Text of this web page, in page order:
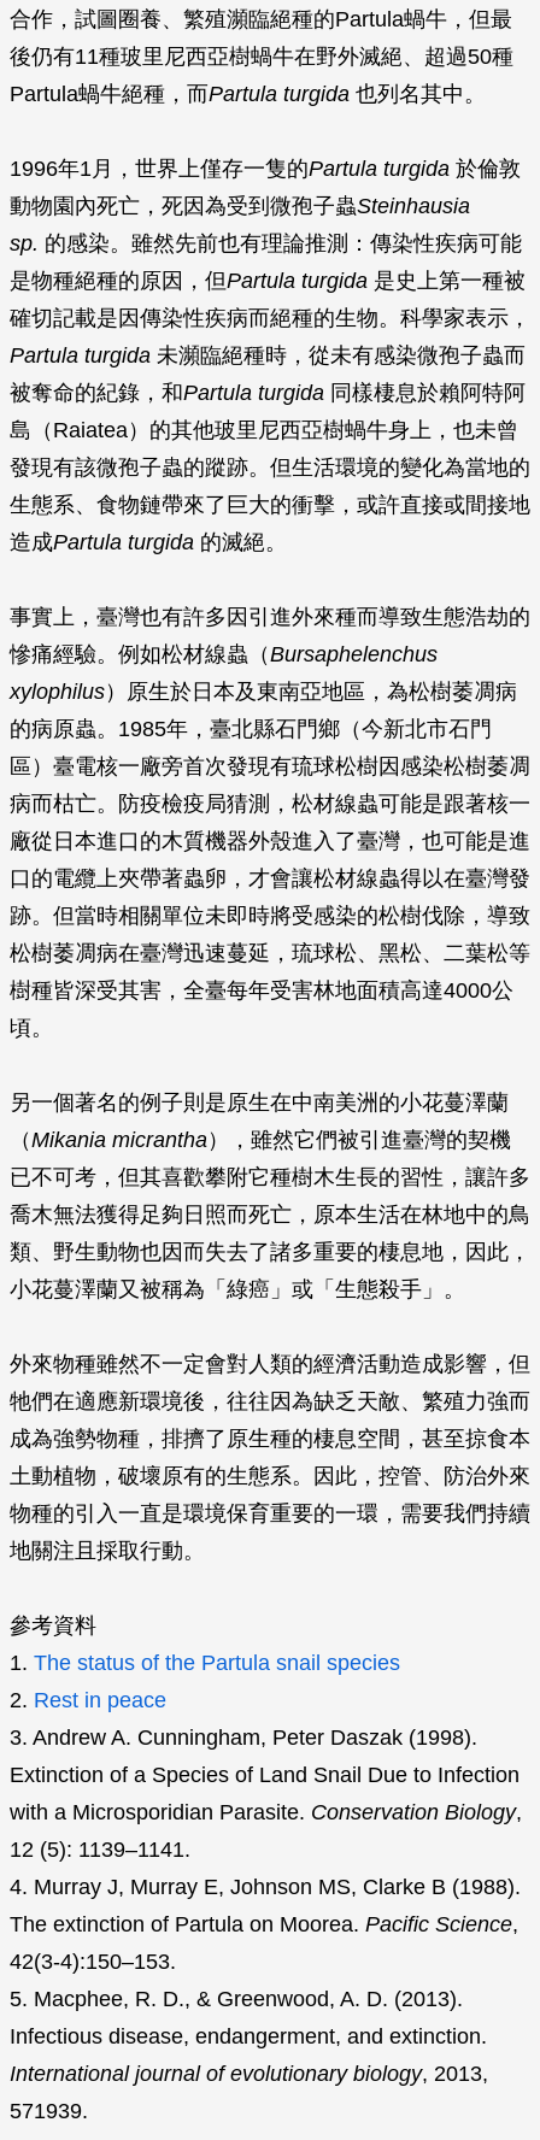
合作，試圖圈養、繁殖瀕臨絕種的Partula蝸牛，但最
後仍有11種玻里尼西亞樹蝸牛在野外滅絕、超過50種
Partula蝸牛絕種，而Partula turgida 也列名其中。
1996年1月，世界上僅存一隻的Partula turgida 於倫敦
動物園內死亡，死因為受到微孢子蟲Steinhausia
sp. 的感染。雖然先前也有理論推測：傳染性疾病可能
是物種絕種的原因，但Partula turgida 是史上第一種被
確切記載是因傳染性疾病而絕種的生物。科學家表示，
Partula turgida 未瀕臨絕種時，從未有感染微孢子蟲而
被奪命的紀錄，和Partula turgida 同樣棲息於賴阿特阿
島（Raiatea）的其他玻里尼西亞樹蝸牛身上，也未曾
發現有該微孢子蟲的蹤跡。但生活環境的變化為當地的
生態系、食物鏈帶來了巨大的衝擊，或許直接或間接地
造成Partula turgida 的滅絕。
事實上，臺灣也有許多因引進外來種而導致生態浩劫的
慘痛經驗。例如松材線蟲（Bursaphelenchus
xylophilus）原生於日本及東南亞地區，為松樹萎凋病
的病原蟲。1985年，臺北縣石門鄉（今新北市石門
區）臺電核一廠旁首次發現有琉球松樹因感染松樹萎凋
病而枯亡。防疫檢疫局猜測，松材線蟲可能是跟著核一
廠從日本進口的木質機器外殼進入了臺灣，也可能是進
口的電纜上夾帶著蟲卵，才會讓松材線蟲得以在臺灣發
跡。但當時相關單位未即時將受感染的松樹伐除，導致
松樹萎凋病在臺灣迅速蔓延，琉球松、黑松、二葉松等
樹種皆深受其害，全臺每年受害林地面積高達4000公
頃。
另一個著名的例子則是原生在中南美洲的小花蔓澤蘭
（Mikania micrantha），雖然它們被引進臺灣的契機
已不可考，但其喜歡攀附它種樹木生長的習性，讓許多
喬木無法獲得足夠日照而死亡，原本生活在林地中的鳥
類、野生動物也因而失去了諸多重要的棲息地，因此，
小花蔓澤蘭又被稱為「綠癌」或「生態殺手」。
外來物種雖然不一定會對人類的經濟活動造成影響，但
牠們在適應新環境後，往往因為缺乏天敵、繁殖力強而
成為強勢物種，排擠了原生種的棲息空間，甚至掠食本
土動植物，破壞原有的生態系。因此，控管、防治外來
物種的引入一直是環境保育重要的一環，需要我們持續
地關注且採取行動。
參考資料
1. The status of the Partula snail species
2. Rest in peace
3. Andrew A. Cunningham, Peter Daszak (1998).
Extinction of a Species of Land Snail Due to Infection
with a Microsporidian Parasite. Conservation Biology,
12 (5): 1139–1141.
4. Murray J, Murray E, Johnson MS, Clarke B (1988).
The extinction of Partula on Moorea. Pacific Science,
42(3-4):150–153.
5. Macphee, R. D., & Greenwood, A. D. (2013).
Infectious disease, endangerment, and extinction.
International journal of evolutionary biology, 2013,
571939.